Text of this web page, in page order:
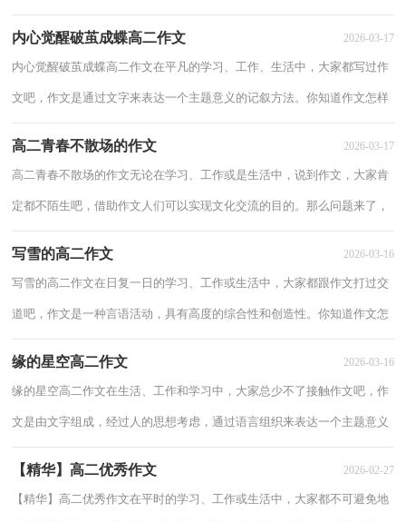
内心觉醒破茧成蝶高二作文 2026-03-17
内心觉醒破茧成蝶高二作文在平凡的学习、工作、生活中，大家都写过作
文吧，作文是通过文字来表达一个主题意义的记叙方法。你知道作文怎样
高二青春不散场的作文 2026-03-17
高二青春不散场的作文无论在学习、工作或是生活中，说到作文，大家肯
定都不陌生吧，借助作文人们可以实现文化交流的目的。那么问题来了，
写雪的高二作文 2026-03-16
写雪的高二作文在日复一日的学习、工作或生活中，大家都跟作文打过交
道吧，作文是一种言语活动，具有高度的综合性和创造性。你知道作文怎
缘的星空高二作文 2026-03-16
缘的星空高二作文在生活、工作和学习中，大家总少不了接触作文吧，作
文是由文字组成，经过人的思想考虑，通过语言组织来表达一个主题意义
【精华】高二优秀作文 2026-02-27
【精华】高二优秀作文在平时的学习、工作或生活中，大家都不可避免地